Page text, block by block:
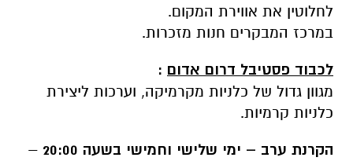
לחלוטין את אווירת המקום.
במרכז המבקרים חנות מזכרות.
לכבוד פסטיבל דרום אדום :
מגוון גדול של כלניות מקרמיקה, וערכות ליצירת
כלניות קרמיות.
הקרנת ערב – ימי שלישי וחמישי בשעה 20:00
–